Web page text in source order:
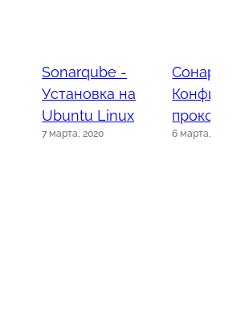
Sonarqube -
Установка на
Ubuntu Linux
7 марта, 2020
Сонар-
прокси
6 марта, 2020